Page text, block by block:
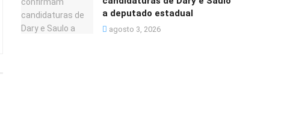
a deputado estadual
agosto 3, 2026